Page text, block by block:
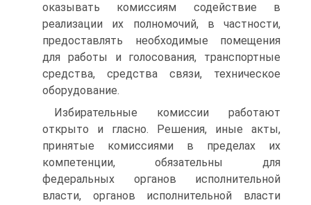
оказывать комиссиям содействие в
реализации их полномочий, в частности,
предоставлять необходимые помещения
для работы и голосования, транспортные
средства, средства связи, техническое
оборудование.
Избирательные комиссии работают
открыто и гласно. Решения, иные акты,
принятые комиссиями в пределах их
компетенции, обязательны для
федеральных органов исполнительной
власти, органов исполнительной власти